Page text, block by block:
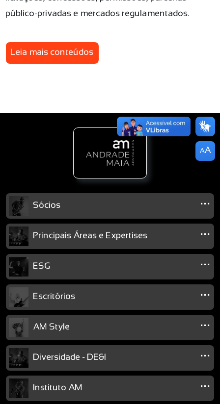
AA
público-privadas e mercados regulamentados.
Leia mais conteúdos
Sócios ...
Principais Áreas e Expertises ...
ESG ...
Escritórios ...
AM Style ...
Diversidade - DE&I ...
Instituto AM ...